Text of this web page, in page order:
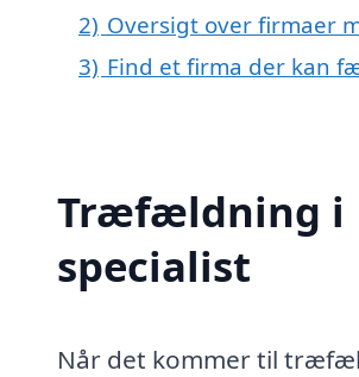
2) Oversigt over firmaer
3) Find et firma der kan
Træfældning i
specialist
Når det kommer til